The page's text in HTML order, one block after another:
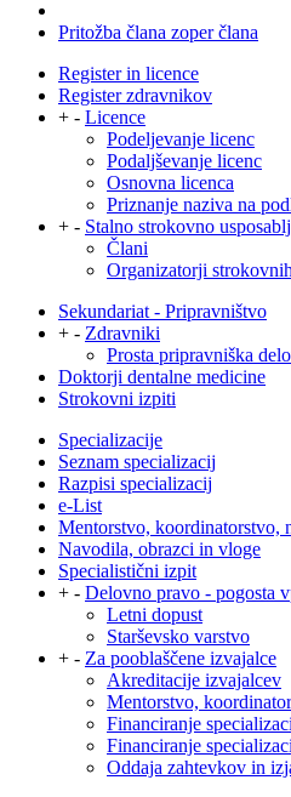
Pritožba člana zoper člana
Register in licence
Register zdravnikov
+ - Licence
Podeljevanje licenc
Podaljševanje licenc
Osnovna licenca
Priznanje naziva na
+ - Stalno strokovno
Člani
Organizatorji
Sekundariat - Pripravništvo
+ - Zdravniki
Prosta pripravniška
Doktorji dentalne medicine
Strokovni izpiti
Specializacije
Seznam specializacij
Razpisi specializacij
e-List
Mentorstvo, koordinatorstvo,
Navodila, obrazci in vloge
Specialistični izpit
+ - Delovno pravo - pogosta
Letni dopust
Starševsko varstvo
+ - Za pooblaščene izvajalce
Akreditacije izvajalcev
Mentorstvo,
Financiranje
Financiranje
Oddaja zahtevkov in